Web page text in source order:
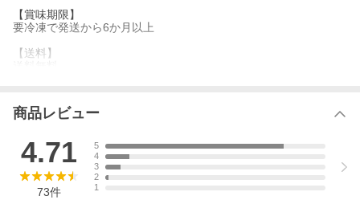
【賞味期限】
要冷凍で発送から6か月以上
【送料】
商品レビュー
4.71
73件
5
4
3
2
1